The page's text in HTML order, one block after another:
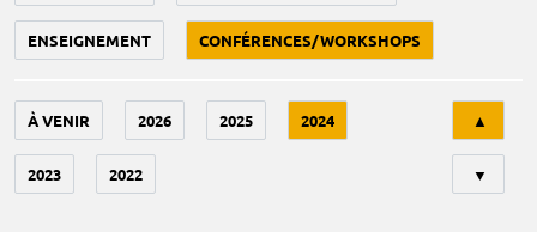
ENSEIGNEMENT CONFÉRENCES/WORKSHOPS
À VENIR 2026 2025 2024
2023 2022
▲
▼